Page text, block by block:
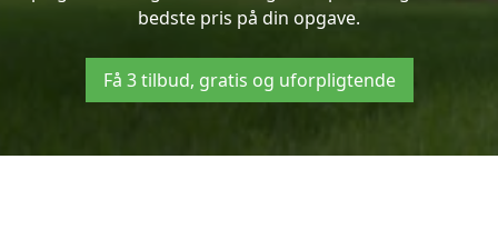
bedste pris på din opgave.
Få 3 tilbud, gratis og uforpligtende